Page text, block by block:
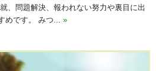
、問題解決、報われない努力や裏目に出
めです。 みつ... »